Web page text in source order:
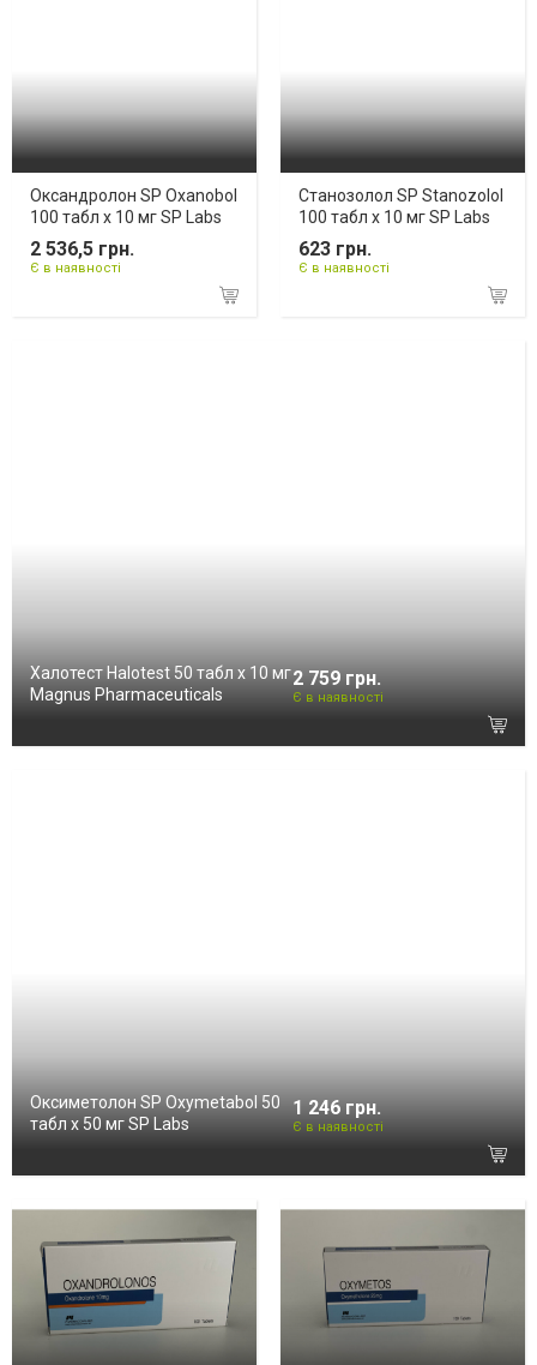
Оксандролон SP Oxanobol
100 табл х 10 мг SP Labs
2 536,5 грн.
Є в наявності
Станозолол SP Stanozolol
100 табл х 10 мг SP Labs
623 грн.
Є в наявності
Халотест Halotest 50 табл х 10 мг
Magnus Pharmaceuticals
2 759 грн.
Є в наявності
Оксиметолон SP Oxymetabol 50
табл х 50 мг SP Labs
1 246 грн.
Є в наявності